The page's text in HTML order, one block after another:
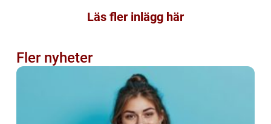
Läs fler inlägg här
Fler nyheter